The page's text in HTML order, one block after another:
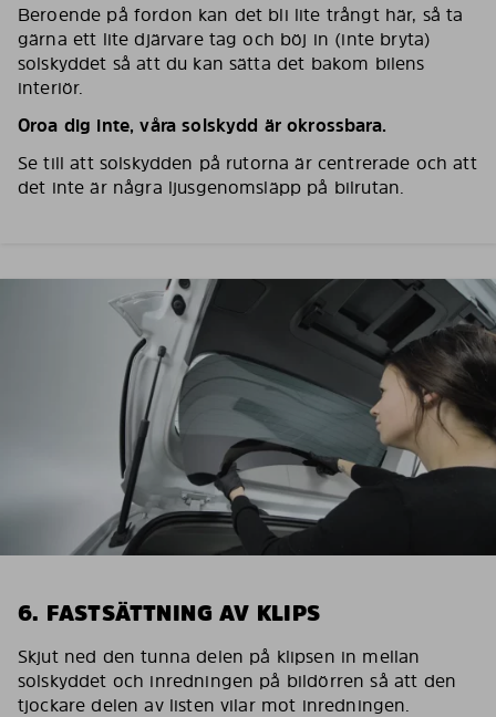
Beroende på fordon kan det bli lite trångt här, så ta
gärna ett lite djärvare tag och böj in (inte bryta)
solskyddet så att du kan sätta det bakom bilens
interiör.
Oroa dig inte, våra solskydd är okrossbara.
Se till att solskydden på rutorna är centrerade och att
det inte är några ljusgenomsläpp på bilrutan.
6. FASTSÄTTNING AV KLIPS
Skjut ned den tunna delen på klipsen in mellan
solskyddet och inredningen på bildörren så att den
tjockare delen av listen vilar mot inredningen.